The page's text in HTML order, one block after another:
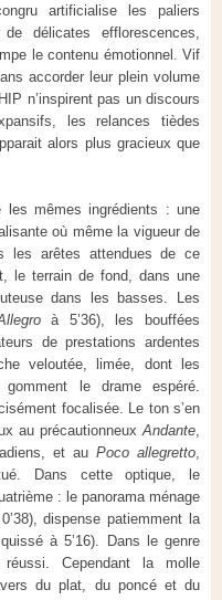
artificialise les paliers
délicates efflorescences,
le contenu émotionnel. Vif
accorder leur plein volume
n’inspirent pas un discours
les relances tièdes
alors plus gracieux que
les mêmes ingrédients : une
où même la vigueur de
les arêtes attendues de ce
le terrain de fond, dans une
dans les basses. Les
à 5’36), les bouffées
de prestations ardentes
veloutée, limée, dont les
le drame espéré.
focalisée. Le ton s’en
au précautionneux Andante
et au Poco allegretto
Dans cette optique, le
: le panorama ménage
dispense patiemment la
à 5’16). Dans le genre
réussi. Cependant la molle
du plat, du poncé et du